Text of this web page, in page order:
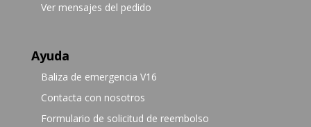
Ver mensajes del pedido
Ayuda
Baliza de emergencia V16
Contacta con nosotros
Formulario de solicitud de reembolso